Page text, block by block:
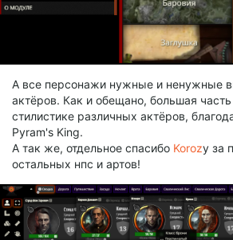
А все персонажи нужные и ненужные
актёров. Как и обещано, большая
стилистике различных актёров,
Pyram's King.
А так же, отдельное спасибо Korozу за
остальных нпс и артов!